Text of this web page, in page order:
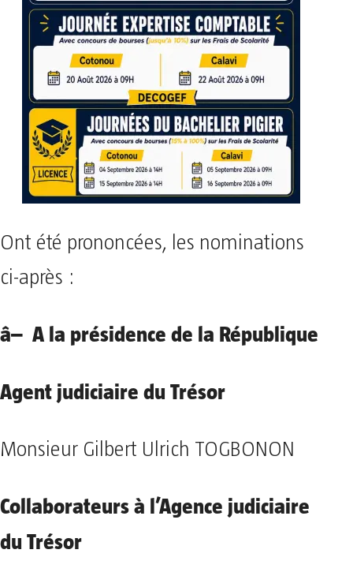
Ont été prononcées, les nominations
ci-après :
â– A la présidence de la République
Agent judiciaire du Trésor
Monsieur Gilbert Ulrich TOGBONON
Collaborateurs à l’Agence judiciaire
du Trésor